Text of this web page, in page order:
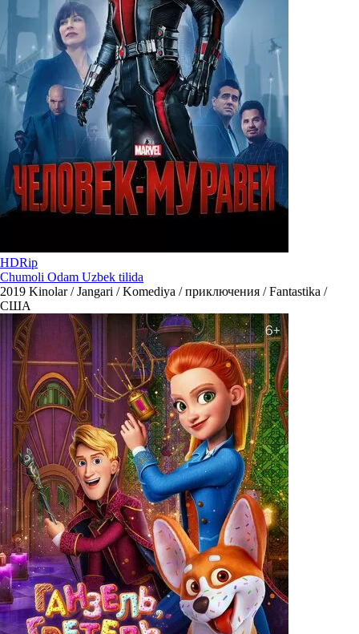
HDRip
Chumoli Odam Uzbek tilida
2019 Kinolar / Jangari / Komediya / приключения / Fantastika /
США